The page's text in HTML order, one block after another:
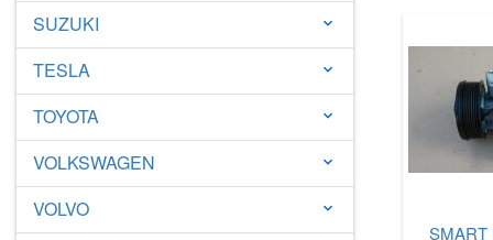
SUZUKI keyboard_arrow_down
TESLA keyboard_arrow_down
TOYOTA keyboard_arrow_down
VOLKSWAGEN keyboard_arrow_down
VOLVO keyboard_arrow_down
SMART